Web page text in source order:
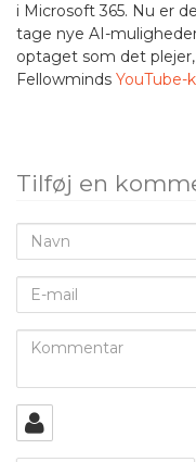
i Microsoft 365. Nu er
tage nye AI-
optaget som det
Fellowminds YouTube-
Tilføj en
Navn
mail
Kommentar